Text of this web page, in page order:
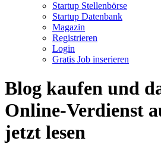
Startup Stellenbörse
Startup Datenbank
Magazin
Registrieren
Login
Gratis Job inserieren
Blog kaufen und
Online-Verdienst
jetzt lesen